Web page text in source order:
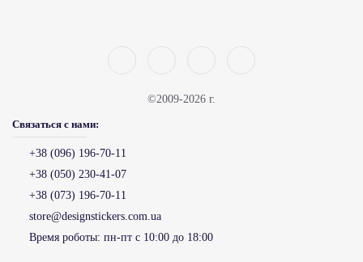
©2009-2026 г.
Связаться с нами:
+38 (096) 196-70-11
+38 (050) 230-41-07
+38 (073) 196-70-11
store@designstickers.com.ua
Время роботы: пн-пт с 10:00 до 18:00